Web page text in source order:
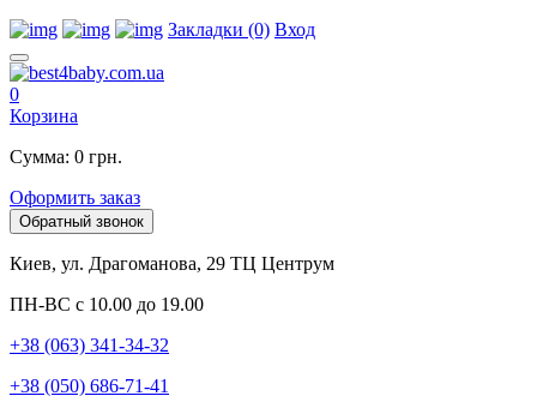
Закладки (0) Вход
0
Корзина
Сумма: 0 грн.
Оформить заказ
Обратный звонок
Киев, ул. Драгоманова, 29 ТЦ Центрум
ПН-ВС с 10.00 до 19.00
+38 (063) 341-34-32
+38 (050) 686-71-41